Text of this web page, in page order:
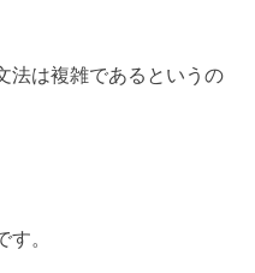
法は複雑であるというの
す。